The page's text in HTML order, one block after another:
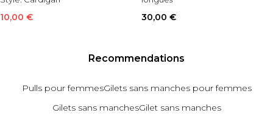
10,00 €
Style:Gilet
30,00 €
Recommendations
Pulls pour femmesGilets sans manches pour femmes
Gilets sans manchesGilet sans manches